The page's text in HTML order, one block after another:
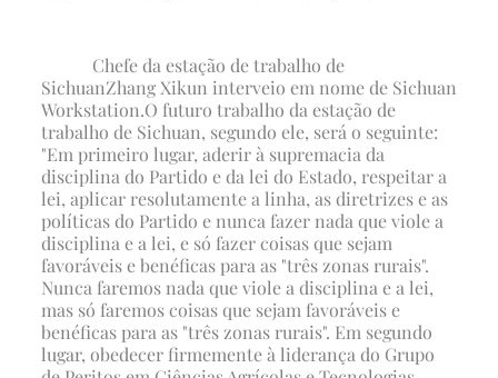
Chefe da estação de trabalho de
SichuanZhang Xikun interveio em nome de Sichuan
Workstation.O futuro trabalho da estação de
trabalho de Sichuan, segundo ele, será o seguinte:
"Em primeiro lugar, aderir à supremacia da
disciplina do Partido e da lei do Estado, respeitar a
lei, aplicar resolutamente a linha, as diretrizes e as
políticas do Partido e nunca fazer nada que viole a
disciplina e a lei, e só fazer coisas que sejam
favoráveis e benéficas para as "três zonas rurais".
Nunca faremos nada que viole a disciplina e a lei,
mas só faremos coisas que sejam favoráveis e
benéficas para as "três zonas rurais". Em segundo
lugar, obedecer firmemente à liderança do Grupo